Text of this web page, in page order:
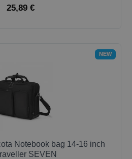
25,89 €
NEW
Notebook bag 14-16 inch
SEVEN